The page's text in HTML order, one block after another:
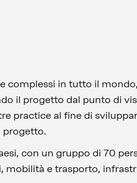
complessi in tutto il
il progetto dal punto di
practice al fine di
progetto.
con un gruppo di 70
mobilità e trasporto,